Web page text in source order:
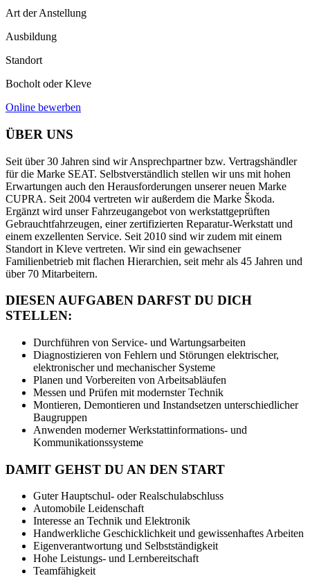
Art der Anstellung
Ausbildung
Standort
Bocholt oder Kleve
Online bewerben
ÜBER UNS
Seit über 30 Jahren sind wir Ansprechpartner bzw. Vertragshändler
für die Marke SEAT. Selbstverständlich stellen wir uns mit hohen
Erwartungen auch den Herausforderungen unserer neuen Marke
CUPRA. Seit 2004 vertreten wir außerdem die Marke Škoda.
Ergänzt wird unser Fahrzeugangebot von werkstattgeprüften
Gebrauchtfahrzeugen, einer zertifizierten Reparatur-Werkstatt und
einem exzellenten Service. Seit 2010 sind wir zudem mit einem
Standort in Kleve vertreten. Wir sind ein gewachsener
Familienbetrieb mit flachen Hierarchien, seit mehr als 45 Jahren und
über 70 Mitarbeitern.
DIESEN AUFGABEN DARFST DU DICH
STELLEN:
Durchführen von Service- und Wartungsarbeiten
Diagnostizieren von Fehlern und Störungen elektrischer,
elektronischer und mechanischer Systeme
Planen und Vorbereiten von Arbeitsabläufen
Messen und Prüfen mit modernster Technik
Montieren, Demontieren und Instandsetzen unterschiedlicher
Baugruppen
Anwenden moderner Werkstattinformations- und
Kommunikationssysteme
DAMIT GEHST DU AN DEN START
Guter Hauptschul- oder Realschulabschluss
Automobile Leidenschaft
Interesse an Technik und Elektronik
Handwerkliche Geschicklichkeit und gewissenhaftes Arbeiten
Eigenverantwortung und Selbstständigkeit
Hohe Leistungs- und Lernbereitschaft
Teamfähigkeit